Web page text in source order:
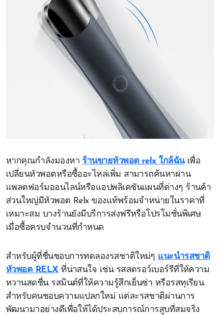
หากคุณกำลังมองหา ร้านขายหัวพอต relx ใกล้ฉันเพื่อ
เปลี่ยนหัวพอตหรือซื้ออะไหล่เพิ่ม สามารถค้นหาผ่าน
แพลตฟอร์มออนไลน์หรือแอปพลิเคชันแผนที่ต่างๆ ร้านค้า
ส่วนใหญ่มีหัวพอต Relx ของแท้พร้อมจำหน่ายในราคาที่
เหมาะสม บางร้านยังมีบริการส่งฟรีหรือโปรโมชั่นพิเศษ
เมื่อซื้อครบจำนวนที่กำหนด
สำหรับผู้ที่ชื่นชอบการทดลองรสชาติใหม่ๆ แนะนำรสชาติ
หัวพอต RELXที่น่าสนใจ เช่น รสสตรอว์เบอร์รีที่ให้ความ
หวานสดชื่น รสมินต์ที่ให้ความรู้สึกเย็นซ่า หรือรสทุเรียน
สำหรับคนชอบความแปลกใหม่ แต่ละรสชาติผ่านการ
พัฒนามาอย่างดีเพื่อให้ได้ประสบการณ์การสูบที่สมจริง